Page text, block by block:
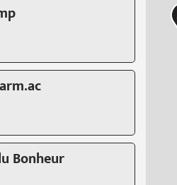
Bonheur